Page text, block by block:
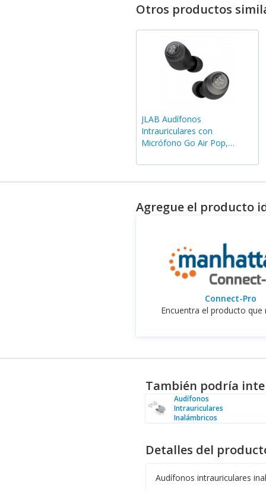
Otros productos
JLAB Audífonos
Intrauriculares con
Micrófono Go Air Pop,
Negro
Agregue el producto
Connect-Pro
Encuentra el producto que
También podría
Audífonos
Intrauriculares
Inalámbricos
Detalles del
Audífonos intrauriculares